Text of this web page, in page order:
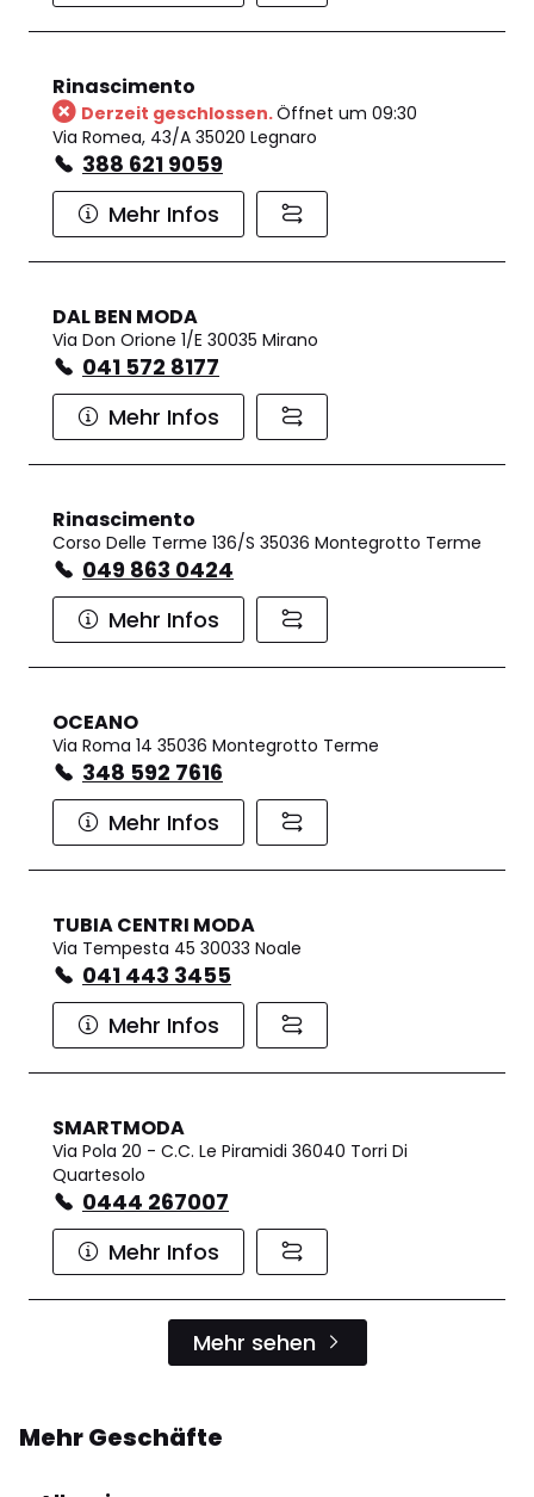
Rinascimento
Derzeit geschlossen.Öffnet um 09:30
Via Romea, 43/A 35020 Legnaro
388 621 9059
Mehr Infos
DAL BEN MODA
Via Don Orione 1/E 30035 Mirano
041 572 8177
Mehr Infos
Rinascimento
Corso Delle Terme 136/S 35036 Montegrotto Terme
049 863 0424
Mehr Infos
OCEANO
Via Roma 14 35036 Montegrotto Terme
348 592 7616
Mehr Infos
TUBIA CENTRI MODA
Via Tempesta 45 30033 Noale
041 443 3455
Mehr Infos
SMARTMODA
Via Pola 20 - C.C. Le Piramidi 36040 Torri Di
Quartesolo
0444 267007
Mehr Infos
Mehr sehen
Mehr Geschäfte